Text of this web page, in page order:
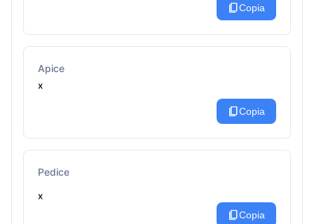
content_copyCopia
Apice
ˣ
content_copyCopia
Pedice
ₓ
content_copyCopia